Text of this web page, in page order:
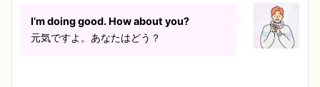
I’m doing good. How about you?
元気ですよ。あなたはどう？